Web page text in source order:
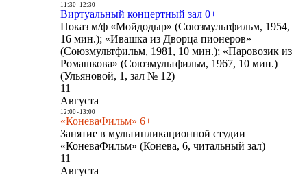
11:30- 12:30
Виртуальный концертный зал 0+
Показ м/ф «Мойдодыр» (Союзмультфильм, 1954,
16 мин.); «Ивашка из Дворца пионеров»
(Союзмультфильм, 1981, 10 мин.); «Паровозик из
Ромашкова» (Союзмультфильм, 1967, 10 мин.)
(Ульяновой, 1, зал № 12)
11
Августа
12:00- 13:00
«КоневаФильм» 6+
Занятие в мультипликационной студии
«КоневаФильм» (Конева, 6, читальный зал)
11
Августа